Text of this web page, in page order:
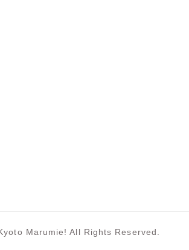
Marumie! All Rights Reserved.